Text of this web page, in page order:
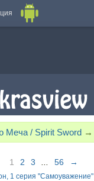
Меча / Spirit Sword →
1 2 3 56 →
1 серия "Самоуважение"